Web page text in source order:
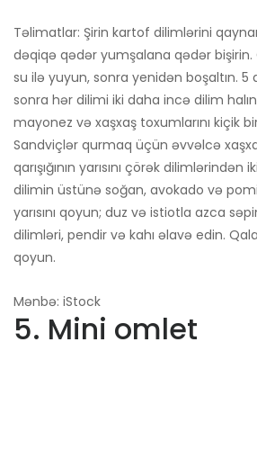
Təlimatlar: Şirin kartof dilimlərini
dəqiqə qədər yumşalana qədər
su ilə yuyun, sonra yenidən boşaltın. 5
sonra hər dilimi iki daha incə dilim
mayonez və xaşxaş toxumlarını kiçik
Sandviçlər qurmaq üçün əvvəlcə
qarışığının yarısını çörək
dilimin üstünə soğan, avokado və
yarısını qoyun; duz və istiotla azca
dilimləri, pendir və kahı əlavə edin.
qoyun.
Mənbə: iStock
5. Mini omlet